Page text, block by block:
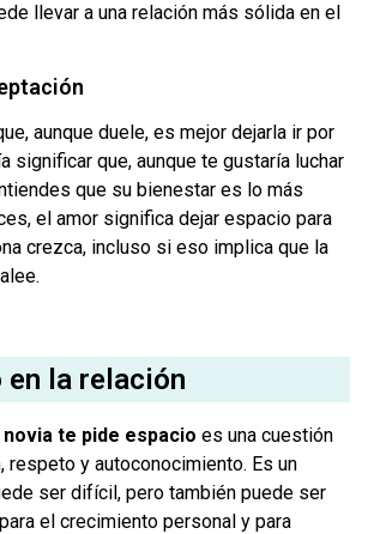
llevar a una relación más sólida en el
aunque duele, es mejor dejarla ir por
significar que, aunque te gustaría luchar
que su bienestar es lo más
el amor significa dejar espacio para
crezca, incluso si eso implica que la
en la relación
te pide espacio es una cuestión
respeto y autoconocimiento. Es un
ser difícil, pero también puede ser
el crecimiento personal y para